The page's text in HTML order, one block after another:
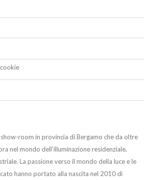
room in provincia di Bergamo che da oltre
nel mondo dell’illuminazione residenziale,
La passione verso il mondo della luce e le
hanno portato alla nascita nel 2010 di